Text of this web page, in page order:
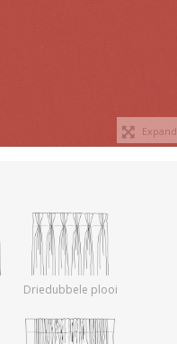
Expand
Driedubbele plooi